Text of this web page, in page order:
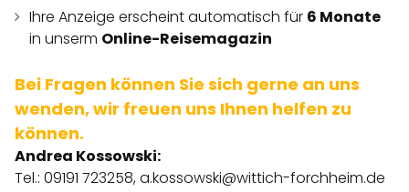
Ihre Anzeige erscheint automatisch für 6 Monate
in unserm Online-Reisemagazin
Bei Fragen können Sie sich gerne an uns
wenden, wir freuen uns Ihnen helfen zu
können.
Andrea Kossowski:
Tel.: 09191 723258,a.kossowski@wittich-forchheim.de